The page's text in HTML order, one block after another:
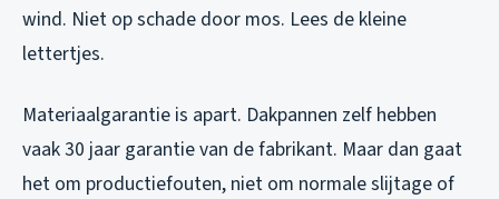
wind. Niet op schade door mos. Lees de kleine
lettertjes.
Materiaalgarantie is apart. Dakpannen zelf hebben
vaak 30 jaar garantie van de fabrikant. Maar dan gaat
het om productiefouten, niet om normale slijtage of